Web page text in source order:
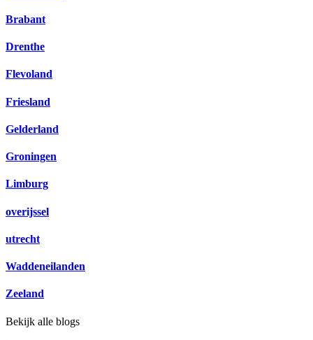
Brabant
Drenthe
Flevoland
Friesland
Gelderland
Groningen
Limburg
overijssel
utrecht
Waddeneilanden
Zeeland
Bekijk alle blogs